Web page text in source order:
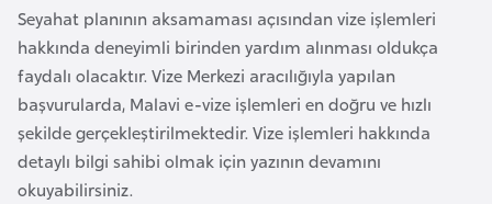
Seyahat planının aksamaması açısından vize işlemleri
hakkında deneyimli birinden yardım alınması oldukça
faydalı olacaktır. Vize Merkezi aracılığıyla yapılan
başvurularda, Malavi e-vize işlemleri en doğru ve hızlı
şekilde gerçekleştirilmektedir. Vize işlemleri hakkında
detaylı bilgi sahibi olmak için yazının devamını
okuyabilirsiniz.
n
g
l
a
d
e
ş